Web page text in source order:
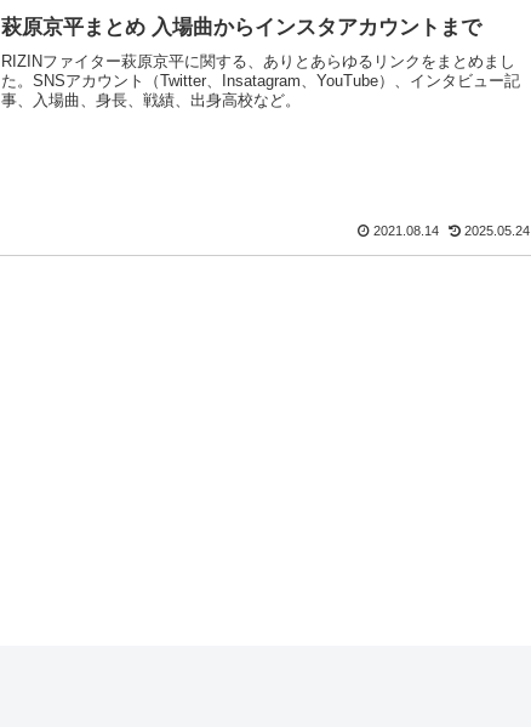
萩原京平まとめ 入場曲からインスタアカウントまで
RIZINファイター萩原京平に関する、ありとあらゆるリンクをまとめまし
た。SNSアカウント（Twitter、Insatagram、YouTube）、インタビュー記
事、入場曲、身長、戦績、出身高校など。
2021.08.14 2025.05.24